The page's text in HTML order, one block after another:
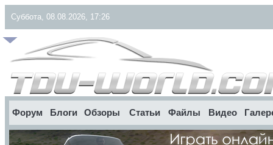
Суббота, 08.08.2026, 17:26
Форум Блоги Обзоры Статьи Файлы Видео